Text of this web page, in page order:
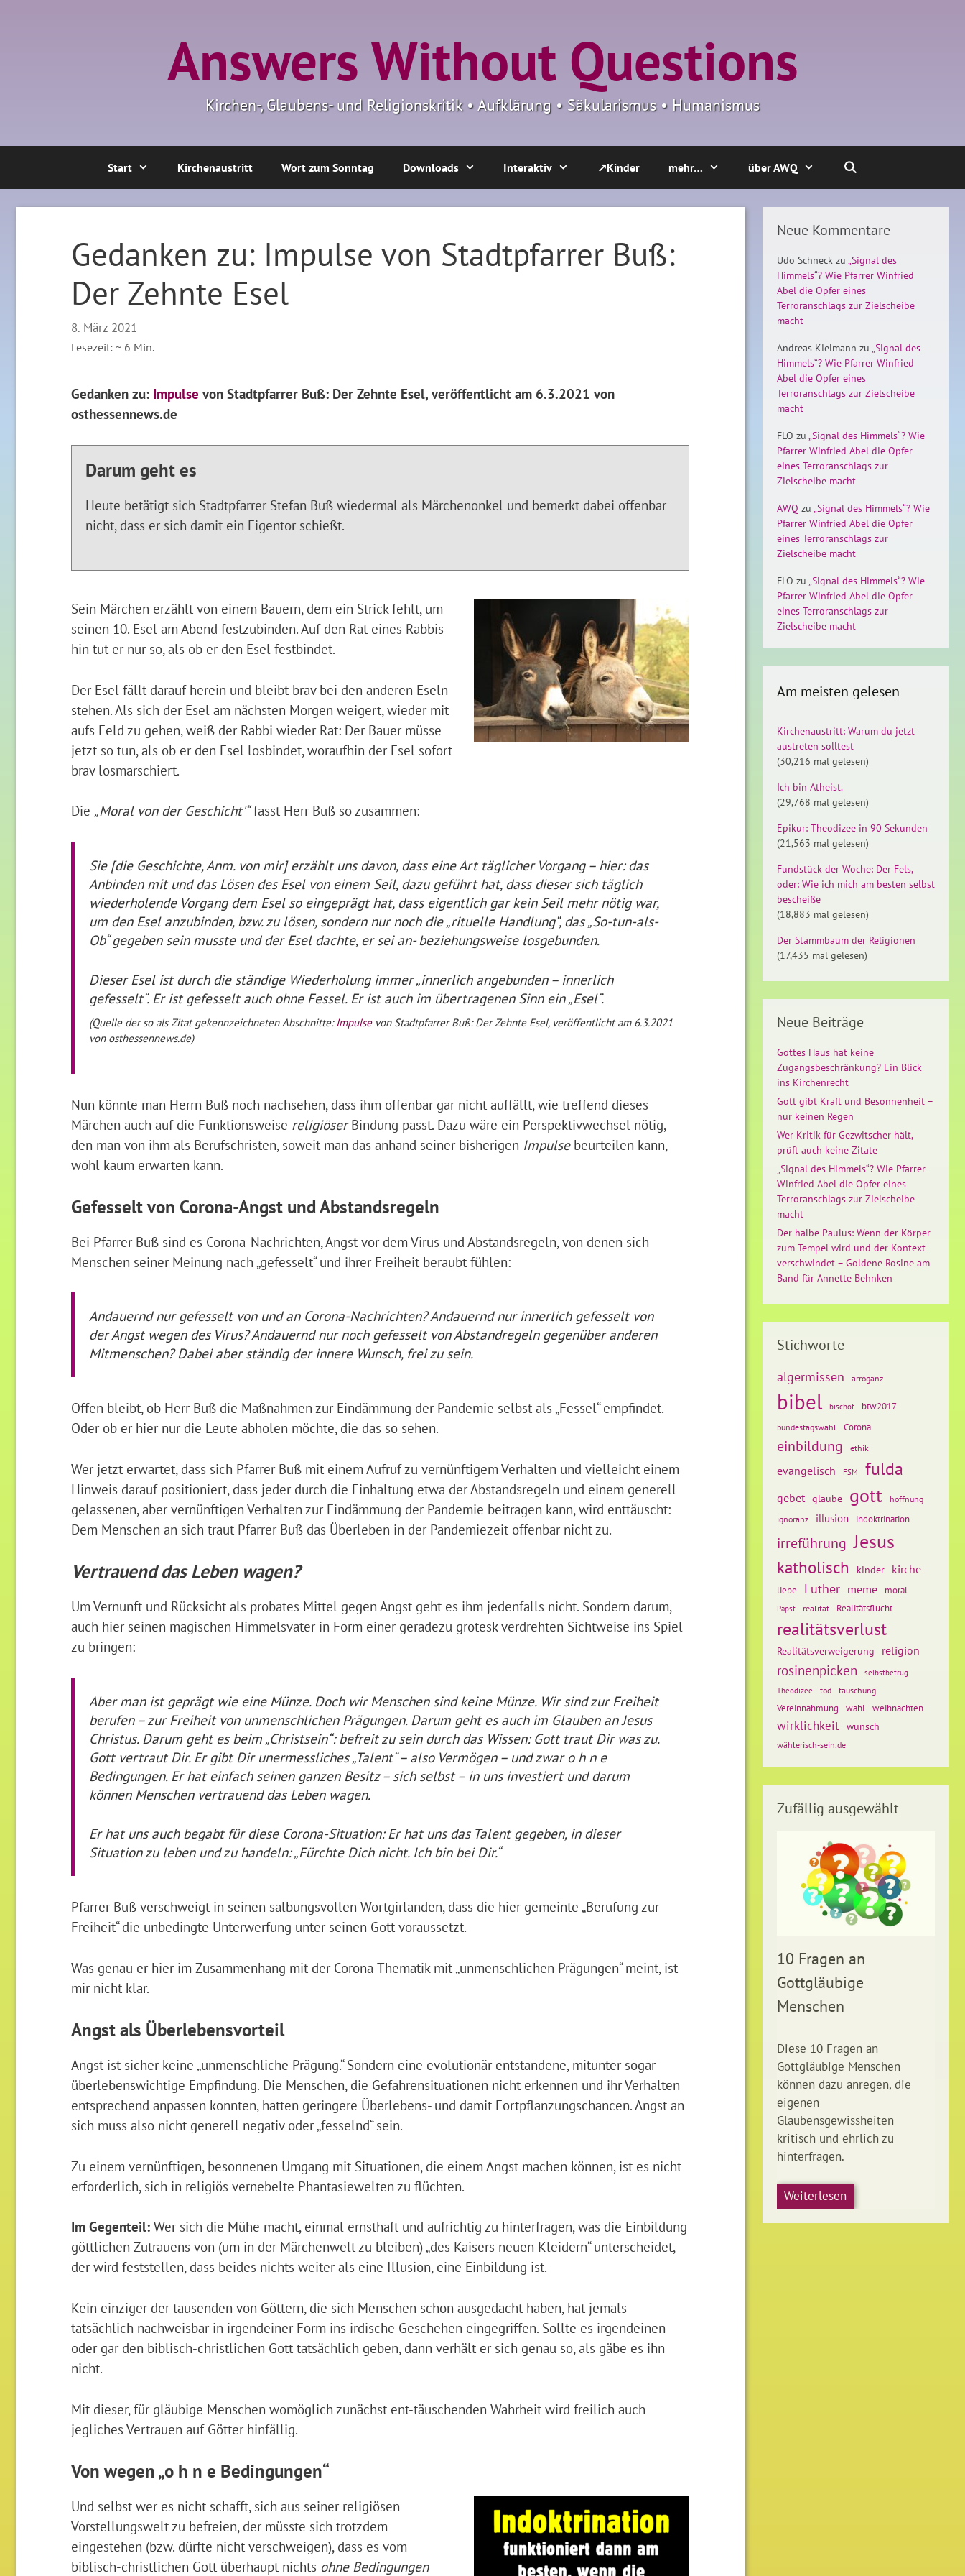
Answers Without Questions
Kirchen-, Glaubens- und Religionskritik • Aufklärung • Säkularismus • Humanismus
Start Kirchenaustritt Wort zum Sonntag Downloads Interaktiv ↗Kinder mehr… über AWQ
Gedanken zu: Impulse von Stadtpfarrer Buß:
Der Zehnte Esel
8. März 2021
Lesezeit: ~ 6 Min.
Gedanken zu: Impulse von Stadtpfarrer Buß: Der Zehnte Esel, veröffentlicht am 6.3.2021 von
osthessennews.de
Darum geht es
Heute betätigt sich Stadtpfarrer Stefan Buß wiedermal als Märchenonkel und bemerkt dabei offenbar
nicht, dass er sich damit ein Eigentor schießt.
Sein Märchen erzählt von einem Bauern, dem ein Strick fehlt, um
seinen 10. Esel am Abend festzubinden. Auf den Rat eines Rabbis
hin tut er nur so, als ob er den Esel festbindet.
Der Esel fällt darauf herein und bleibt brav bei den anderen Eseln
stehen. Als sich der Esel am nächsten Morgen weigert, wieder mit
aufs Feld zu gehen, weiß der Rabbi wieder Rat: Der Bauer müsse
jetzt so tun, als ob er den Esel losbindet, woraufhin der Esel sofort
brav losmarschiert.
Die „Moral von der Geschicht'“fasst Herr Buß so zusammen:
Sie [die Geschichte, Anm. von mir] erzählt uns davon, dass eine Art täglicher Vorgang – hier: das
Anbinden mit und das Lösen des Esel von einem Seil, dazu geführt hat, dass dieser sich täglich
wiederholende Vorgang dem Esel so eingeprägt hat, dass eigentlich gar kein Seil mehr nötig war,
um den Esel anzubinden, bzw. zu lösen, sondern nur noch die „rituelle Handlung“, das „So-tun-als-
Ob“ gegeben sein musste und der Esel dachte, er sei an- beziehungsweise losgebunden.
Dieser Esel ist durch die ständige Wiederholung immer „innerlich angebunden – innerlich
gefesselt“. Er ist gefesselt auch ohne Fessel. Er ist auch im übertragenen Sinn ein „Esel“.
(Quelle der so als Zitat gekennzeichneten Abschnitte:Impulsevon Stadtpfarrer Buß: Der Zehnte Esel, veröffentlicht am 6.3.2021
von osthessennews.de)
Nun könnte man Herrn Buß noch nachsehen, dass ihm offenbar gar nicht auffällt, wie treffend dieses
Märchen auch auf die Funktionsweise religiöserBindung passt. Dazu wäre ein Perspektivwechsel nötig,
den man von ihm als Berufschristen, soweit man das anhand seiner bisherigen Impulsebeurteilen kann,
wohl kaum erwarten kann.
Gefesselt von Corona-Angst und Abstandsregeln
Bei Pfarrer Buß sind es Corona-Nachrichten, Angst vor dem Virus und Abstandsregeln, von denen sich
Menschen seiner Meinung nach „gefesselt“ und ihrer Freiheit beraubt fühlen:
Andauernd nur gefesselt von und an Corona-Nachrichten? Andauernd nur innerlich gefesselt von
der Angst wegen des Virus? Andauernd nur noch gefesselt von Abstandregeln gegenüber anderen
Mitmenschen? Dabei aber ständig der innere Wunsch, frei zu sein.
Offen bleibt, ob Herr Buß die Maßnahmen zur Eindämmung der Pandemie selbst als „Fessel“ empfindet.
Oder ob er hier nur die Leute abholen möchte, die das so sehen.
Wer jetzt erwartet, dass sich Pfarrer Buß mit einem Aufruf zu vernünftigem Verhalten und vielleicht einem
Hinweis darauf positioniert, dass jeder durch die Einhaltung etwa der Abstandsregeln und einem generell
gelassenen, aber vernünftigen Verhalten zur Eindämmung der Pandemie beitragen kann, wird enttäuscht:
Dem Menschen an sich traut Pfarrer Buß das Überleben in der Pandemiezeit offenbar nicht zu.
Vertrauend das Leben wagen?
Um Vernunft und Rücksicht als probates Mittel gegen Angst geht es ihm jedenfalls nicht. Sondern darum,
auch hier seinen magischen Himmelsvater in Form einer geradezu grotesk verdrehten Sichtweise ins Spiel
zu bringen:
Aber man ist geprägt wie eine Münze. Doch wir Menschen sind keine Münze. Wir sind zur Freiheit
berufen – zur Freiheit von unmenschlichen Prägungen. Darum geht es auch im Glauben an Jesus
Christus. Darum geht es beim „Christsein“: befreit zu sein durch das Wissen: Gott traut Dir was zu.
Gott vertraut Dir. Er gibt Dir unermessliches „Talent“ – also Vermögen – und zwar o h n e
Bedingungen. Er hat einfach seinen ganzen Besitz – sich selbst – in uns investiert und darum
können Menschen vertrauend das Leben wagen.
Er hat uns auch begabt für diese Corona-Situation: Er hat uns das Talent gegeben, in dieser
Situation zu leben und zu handeln: „Fürchte Dich nicht. Ich bin bei Dir.“
Pfarrer Buß verschweigt in seinen salbungsvollen Wortgirlanden, dass die hier gemeinte „Berufung zur
Freiheit“ die unbedingte Unterwerfung unter seinen Gott voraussetzt.
Was genau er hier im Zusammenhang mit der Corona-Thematik mit „unmenschlichen Prägungen“ meint, ist
mir nicht klar.
Angst als Überlebensvorteil
Angst ist sicher keine „unmenschliche Prägung.“ Sondern eine evolutionär entstandene, mitunter sogar
überlebenswichtige Empfindung. Die Menschen, die Gefahrensituationen nicht erkennen und ihr Verhalten
entsprechend anpassen konnten, hatten geringere Überlebens- und damit Fortpflanzungschancen. Angst an
sich muss also nicht generell negativ oder „fesselnd“ sein.
Zu einem vernünftigen, besonnenen Umgang mit Situationen, die einem Angst machen können, ist es nicht
erforderlich, sich in religiös vernebelte Phantasiewelten zu flüchten.
Im Gegenteil:Wer sich die Mühe macht, einmal ernsthaft und aufrichtig zu hinterfragen, was die Einbildung
göttlichen Zutrauens von (um in der Märchenwelt zu bleiben) „des Kaisers neuen Kleidern“ unterscheidet,
der wird feststellen, dass beides nichts weiter als eine Illusion, eine Einbildung ist.
Kein einziger der tausenden von Göttern, die sich Menschen schon ausgedacht haben, hat jemals
tatsächlich nachweisbar in irgendeiner Form ins irdische Geschehen eingegriffen. Sollte es irgendeinen
oder gar den biblisch-christlichen Gott tatsächlich geben, dann verhält er sich genau so, als gäbe es ihn
nicht.
Mit dieser, für gläubige Menschen womöglich zunächst ent-täuschenden Wahrheit wird freilich auch
jegliches Vertrauen auf Götter hinfällig.
Von wegen „o h n e Bedingungen“
Und selbst wer es nicht schafft, sich aus seiner religiösen
Vorstellungswelt zu befreien, der müsste sich trotzdem
eingestehen (bzw. dürfte nicht verschweigen), dass es vom
biblisch-christlichen Gott überhaupt nichts ohne Bedingungen
Neue Kommentare
Udo Schneck zu „Signal des
Himmels“? Wie Pfarrer Winfried
Abel die Opfer eines
Terroranschlags zur Zielscheibe
macht
Andreas Kielmann zu „Signal des
Himmels“? Wie Pfarrer Winfried
Abel die Opfer eines
Terroranschlags zur Zielscheibe
macht
FLO zu „Signal des Himmels“? Wie
Pfarrer Winfried Abel die Opfer
eines Terroranschlags zur
Zielscheibe macht
AWQ zu „Signal des Himmels“? Wie
Pfarrer Winfried Abel die Opfer
eines Terroranschlags zur
Zielscheibe macht
FLO zu „Signal des Himmels“? Wie
Pfarrer Winfried Abel die Opfer
eines Terroranschlags zur
Zielscheibe macht
Am meisten gelesen
Kirchenaustritt: Warum du jetzt
austreten solltest
(30,216 mal gelesen)
Ich bin Atheist.
(29,768 mal gelesen)
Epikur: Theodizee in 90 Sekunden
(21,563 mal gelesen)
Fundstück der Woche: Der Fels,
oder: Wie ich mich am besten selbst
bescheiße
(18,883 mal gelesen)
Der Stammbaum der Religionen
(17,435 mal gelesen)
Neue Beiträge
Gottes Haus hat keine
Zugangsbeschränkung? Ein Blick
ins Kirchenrecht
Gott gibt Kraft und Besonnenheit –
nur keinen Regen
Wer Kritik für Gezwitscher hält,
prüft auch keine Zitate
„Signal des Himmels“? Wie Pfarrer
Winfried Abel die Opfer eines
Terroranschlags zur Zielscheibe
macht
Der halbe Paulus: Wenn der Körper
zum Tempel wird und der Kontext
verschwindet – Goldene Rosine am
Band für Annette Behnken
Stichworte
algermissen arroganz
bibel bischof btw2017
bundestagswahl Corona
einbildung ethik
evangelisch FSM fulda
gebet glaube gott
hoffnung
ignoranz
illusion indoktrination
irreführung Jesus
katholisch kinder kirche
liebe Luther meme moral
Papst realität Realitätsflucht
realitätsverlust
Realitätsverweigerung religion
rosinenpicken
selbstbetrug
Theodizee
tod täuschung
Vereinnahmung wahl weihnachten
wirklichkeit wunsch
wählerisch-sein.de
Zufällig ausgewählt
10 Fragen an
Gottgläubige
Menschen
Diese 10 Fragen an
Gottgläubige Menschen
können dazu anregen, die
eigenen
Glaubensgewissheiten
kritisch und ehrlich zu
hinterfragen.
Weiterlesen